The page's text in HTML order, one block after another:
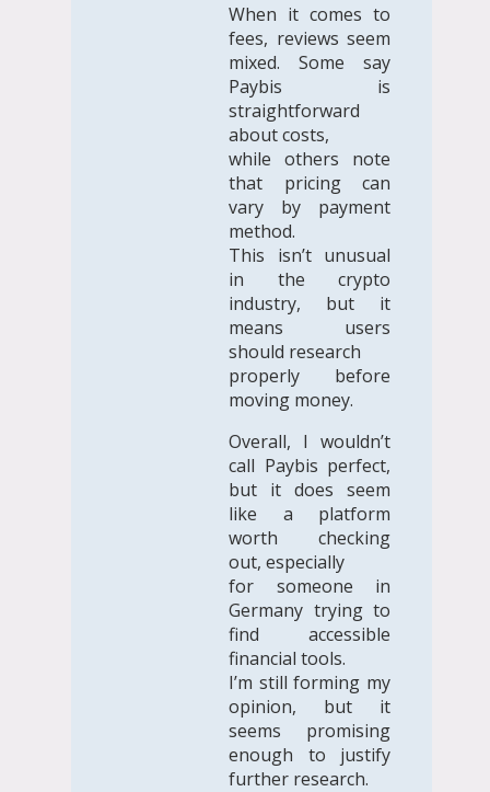
When it comes to
fees, reviews seem
mixed. Some say
Paybis is
straightforward
about costs,
while others note
that pricing can
vary by payment
method.
This isn’t unusual
in the crypto
industry, but it
means users
should research
properly before
moving money.
Overall, I wouldn’t
call Paybis perfect,
but it does seem
like a platform
worth checking
out, especially
for someone in
Germany trying to
find accessible
financial tools.
I’m still forming my
opinion, but it
seems promising
enough to justify
further research.